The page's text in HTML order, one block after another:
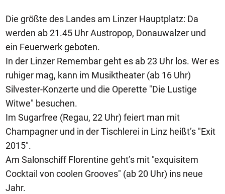
Die größte des Landes am Linzer Hauptplatz: Da
werden ab 21.45 Uhr Austropop, Donauwalzer und
ein Feuerwerk geboten.
In der Linzer Remembar geht es ab 23 Uhr los. Wer es
ruhiger mag, kann im Musiktheater (ab 16 Uhr)
Silvester-Konzerte und die Operette "Die Lustige
Witwe" besuchen.
Im Sugarfree (Regau, 22 Uhr) feiert man mit
Champagner und in der Tischlerei in Linz heißt’s "Exit
2015".
Am Salonschiff Florentine geht’s mit "exquisitem
Cocktail von coolen Grooves" (ab 20 Uhr) ins neue
Jahr.